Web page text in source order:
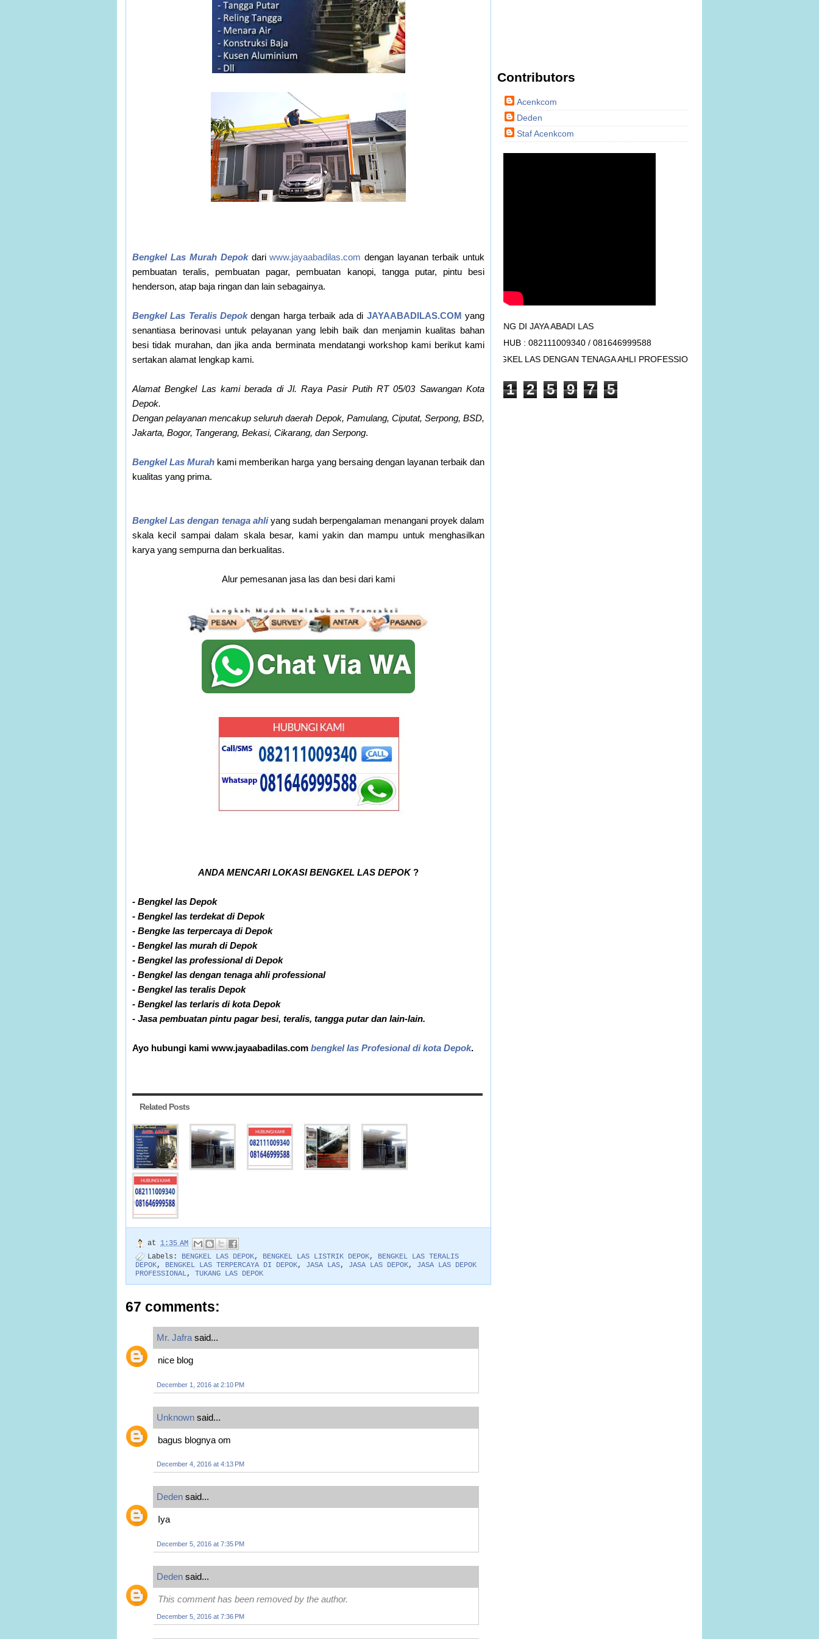
Bengkel Las Murah Depokdariwww.jayaabadilas.com dengan layanan terbaik untuk
pembuatan teralis, pembuatan pagar, pembuatan kanopi, tangga putar, pintu besi
henderson, atap baja ringan dan lain sebagainya.
Bengkel Las Teralis Depokdengan harga terbaik ada di JAYAABADILAS.COM yang
senantiasa berinovasi untuk pelayanan yang lebih baik dan menjamin kualitas bahan
besi tidak murahan, dan jika anda berminata mendatangi workshop kami berikut kami
sertakan alamat lengkap kami.
Alamat Bengkel Las kami berada di Jl. Raya Pasir Putih RT 05/03 Sawangan Kota
Depok.
Dengan pelayanan mencakup seluruh daerah Depok, Pamulang, Ciputat, Serpong, BSD,
Jakarta, Bogor, Tangerang, Bekasi, Cikarang, dan Serpong.
Bengkel Las Murah kami memberikan harga yang bersaing dengan layanan terbaik dan
kualitas yang prima.
Bengkel Las dengan tenaga ahliyang sudah berpengalaman menangani proyek dalam
skala kecil sampai dalam skala besar, kami yakin dan mampu untuk menghasilkan
karya yang sempurna dan berkualitas.
Alur pemesanan jasa las dan besi dari kami
ANDA MENCARI LOKASI BENGKEL LAS DEPOK?
- Bengkel las Depok
- Bengkel las terdekat di Depok
- Bengke las terpercaya di Depok
- Bengkel las murah di Depok
- Bengkel las professional di Depok
- Bengkel las dengan tenaga ahli professional
- Bengkel las teralis Depok
- Bengkel las terlaris di kota Depok
- Jasa pembuatan pintu pagar besi, teralis, tangga putar dan lain-lain.
Ayo hubungi kami www.jayaabadilas.com bengkel las Profesional di kota Depok.
Related Posts
at 1:35 AM
Labels: BENGKEL LAS DEPOK, BENGKEL LAS LISTRIK DEPOK, BENGKEL LAS TERALIS
DEPOK, BENGKEL LAS TERPERCAYA DI DEPOK, JASA LAS, JASA LAS DEPOK, JASA LAS DEPOK
PROFESSIONAL, TUKANG LAS DEPOK
67 comments:
Mr. Jafra said...
nice blog
December 1, 2016 at 2:10 PM
Unknown said...
bagus blognya om
December 4, 2016 at 4:13 PM
Deden said...
Iya
December 5, 2016 at 7:35 PM
Deden said...
This comment has been removed by the author.
December 5, 2016 at 7:36 PM
Contributors
Acenkcom
Deden
Staf Acenkcom
SELAMAT DATANG DI JAYA ABADI LAS
HUB : 082111009340 / 081646999588
BENGKEL LAS DENGAN TENAGA AHLI PROFESSIONAL
1 2 5 9 7 5